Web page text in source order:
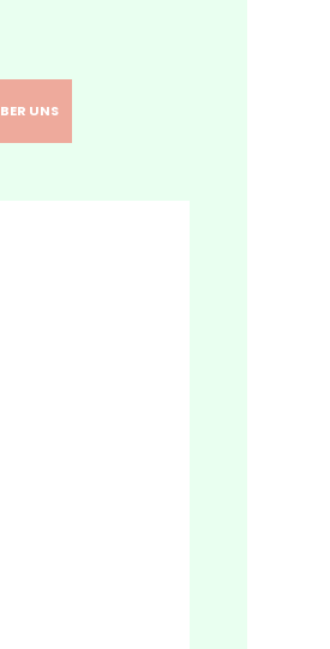
UNS